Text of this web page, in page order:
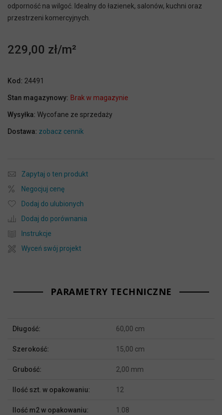
odporność na wilgoć. Idealny do łazienek, salonów, kuchni oraz
przestrzeni komercyjnych.
229,00 zł
Kod: 24491
Stan magazynowy: Brak w magazynie
Wysyłka: Wycofane ze sprzedaży
Dostawa: zobacz cennik
Zapytaj o ten produkt
Negocjuj cenę
Dodaj do ulubionych
Dodaj do porównania
Instrukcje
Wyceń swój projekt
PARAMETRY TECHNICZNE
Długość: 60,00 cm
Szerokość: 15,00 cm
Grubość: 2,00 mm
Ilość szt. w opakowaniu: 12
Ilość m2 w opakowaniu: 1.08